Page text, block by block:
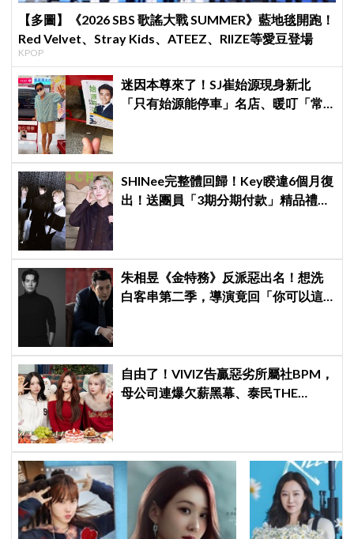
【多圖】《2026 SBS 歌謠大戰 SUMMER》藍地毯開跑！
Red Velvet、Stray Kids、ATEEZ、RIIZE等愛豆登場
KPOP
迷因本尊來了！SJ崔始源現身新北
「只有始源能停車」名店、暖叮「常
SHINee完整體回歸！Key睽違6個月復
出！送團員「3期分期付款」精品禮
朱相昱《金特務》反派惡出名！想洗
白客串第二季，導演竟回「你可以這
自由了！VIVIZ告贏惡劣所屬社BPM，
母公司連爆欠薪黑幕、泰民THE